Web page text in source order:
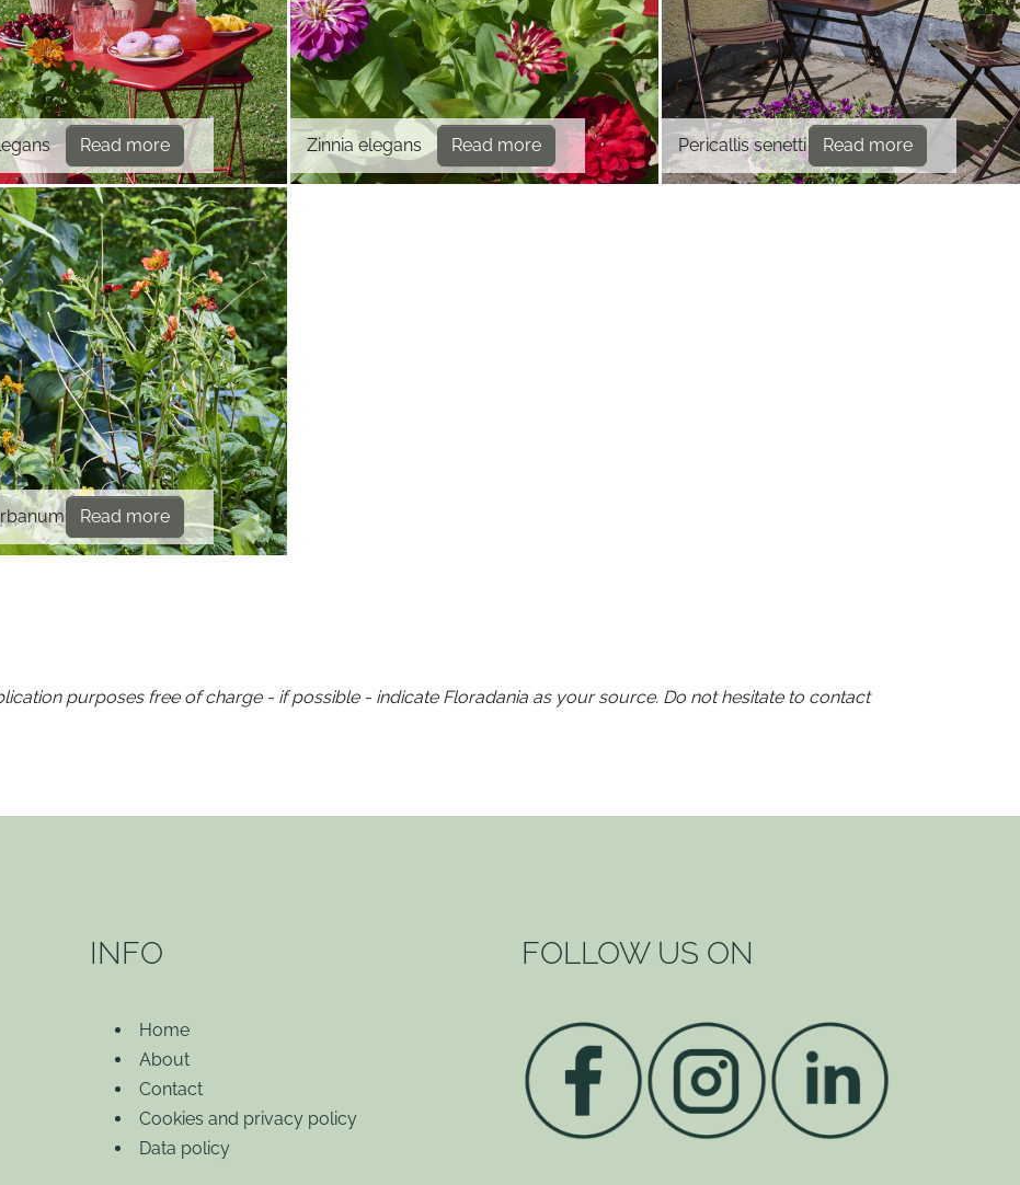
Read more Zinnia elegans Read more Pericallis senetti Read more
Read more
purposes free of charge - if possible - indicate Floradania as your source. Do not hesitate to contact
INFO
Home
About
Contact
Cookies and privacy policy
Data policy
FOLLOW US ON